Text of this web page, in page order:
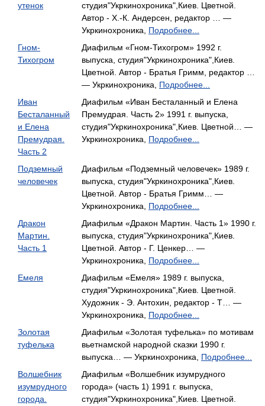
утенок
студия"Укркинохроника",Киев. Цветной.
Автор - Х.-К. Андерсен, редактор … —
Укркинохроника, Подробнее...
Гном-
Тихогром
Диафильм «Гном-Тихогром» 1992 г.
выпуска, студия"Укркинохроника",Киев.
Цветной. Автор - Братья Гримм, редактор …
— Укркинохроника, Подробнее...
Иван
Бесталанный
и Елена
Премудрая.
Часть 2
Диафильм «Иван Бесталанный и Елена
Премудрая. Часть 2» 1991 г. выпуска,
студия"Укркинохроника",Киев. Цветной… —
Укркинохроника, Подробнее...
Подземный
человечек
Диафильм «Подземный человечек» 1989 г.
выпуска, студия"Укркинохроника",Киев.
Цветной. Автор - Братья Гримм… —
Укркинохроника, Подробнее...
Дракон
Мартин.
Часть 1
Диафильм «Дракон Мартин. Часть 1» 1990 г.
выпуска, студия"Укркинохроника",Киев.
Цветной. Автор - Г. Ценкер… —
Укркинохроника, Подробнее...
Емеля
Диафильм «Емеля» 1989 г. выпуска,
студия"Укркинохроника",Киев. Цветной.
Художник - Э. Антохин, редактор - Т… —
Укркинохроника, Подробнее...
Золотая
туфелька
Диафильм «Золотая туфелька» по мотивам
вьетнамской народной сказки 1990 г.
выпуска… — Укркинохроника, Подробнее...
Волшебник
изумрудного
города.
Диафильм «Волшебник изумрудного
города» (часть 1) 1991 г. выпуска,
студия"Укркинохроника",Киев. Цветной.